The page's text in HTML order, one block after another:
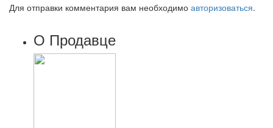
Для отправки комментария вам необходимо авторизоваться.
О Продавце